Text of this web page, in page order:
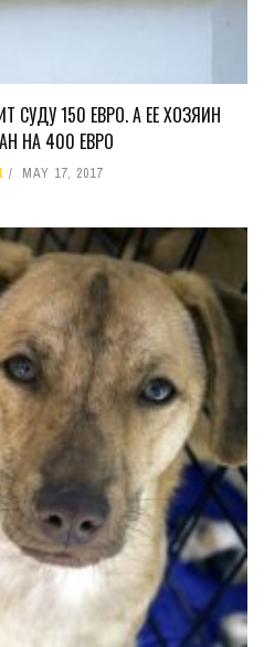
СУДУ 150 ЕВРО. А ЕЕ ХОЗЯИН
НА 400 ЕВРО
MAY 17, 2017